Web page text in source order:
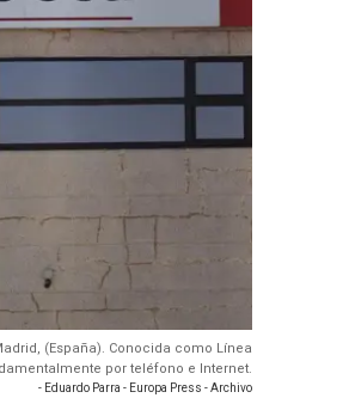
(España). Conocida como Línea
por teléfono e Internet.
- Eduardo Parra - Europa Press - Archivo